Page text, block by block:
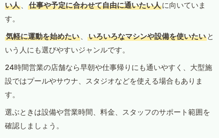
い人 、 仕事や予定に合わせて自由に通いたい人に向いていま
す。
気軽に運動を始めたい 、 いろいろなマシンや設備を使いたい と
いう人にも選びやすいジャンルです。
24時間営業の店舗なら早朝や仕事帰りにも通いやすく、大型施
設ではプールやサウナ、スタジオなどを使える場合もありま
す。
選ぶときは設備や営業時間、料金、スタッフのサポート範囲を
確認しましょう。